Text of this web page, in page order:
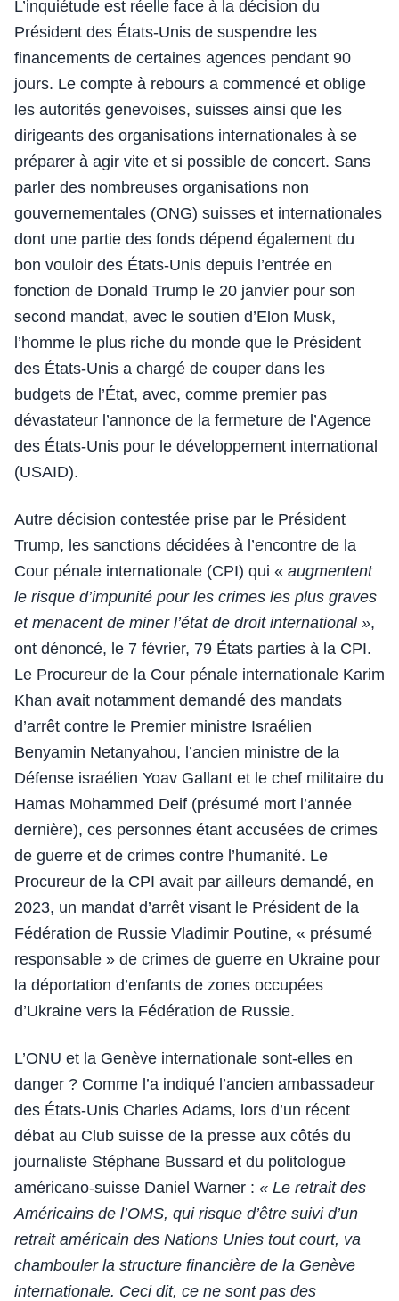
L’inquiétude est réelle face à la décision du
Président des États-Unis de suspendre les
financements de certaines agences pendant 90
jours. Le compte à rebours a commencé et oblige
les autorités genevoises, suisses ainsi que les
dirigeants des organisations internationales à se
préparer à agir vite et si possible de concert. Sans
parler des nombreuses organisations non
gouvernementales (ONG) suisses et internationales
dont une partie des fonds dépend également du
bon vouloir des États-Unis depuis l’entrée en
fonction de Donald Trump le 20 janvier pour son
second mandat, avec le soutien d’Elon Musk,
l’homme le plus riche du monde que le Président
des États-Unis a chargé de couper dans les
budgets de l’État, avec, comme premier pas
dévastateur l’annonce de la fermeture de l’Agence
des États-Unis pour le développement international
(USAID).
Autre décision contestée prise par le Président
Trump, les sanctions décidées à l’encontre de la
Cour pénale internationale (CPI) qui « augmentent
le risque d’impunité pour les crimes les plus graves
et menacent de miner l’état de droit international »,
ont dénoncé, le 7 février, 79 États parties à la CPI.
Le Procureur de la Cour pénale internationale Karim
Khan avait notamment demandé des mandats
d’arrêt contre le Premier ministre Israélien
Benyamin Netanyahou, l’ancien ministre de la
Défense israélien Yoav Gallant et le chef militaire du
Hamas Mohammed Deif (présumé mort l’année
dernière), ces personnes étant accusées de crimes
de guerre et de crimes contre l’humanité. Le
Procureur de la CPI avait par ailleurs demandé, en
2023, un mandat d’arrêt visant le Président de la
Fédération de Russie Vladimir Poutine, « présumé
responsable » de crimes de guerre en Ukraine pour
la déportation d’enfants de zones occupées
d’Ukraine vers la Fédération de Russie.
L’ONU et la Genève internationale sont-elles en
danger ? Comme l’a indiqué l’ancien ambassadeur
des États-Unis Charles Adams, lors d’un récent
débat au Club suisse de la presse aux côtés du
journaliste Stéphane Bussard et du politologue
américano-suisse Daniel Warner : « Le retrait des
Américains de l’OMS, qui risque d’être suivi d’un
retrait américain des Nations Unies tout court, va
chambouler la structure financière de la Genève
internationale. Ceci dit, ce ne sont pas des